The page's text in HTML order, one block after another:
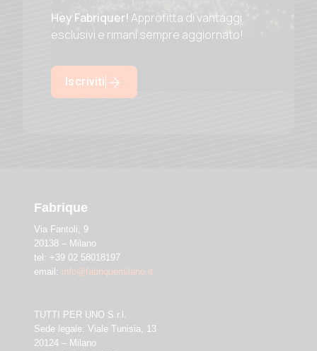
Hey Fabriquer!Approfitta di vantaggi
esclusivi e rimani sempre aggiornato!
Iscriviti
Fabrique
Via Fantoli, 9
20138 – Milano
tel: +39 02 58018197
email: info@fabriquemilano.it
TUTTI PER UNO S.r.l.
Sede legale: Viale Tunisia, 13
20124 – Milano